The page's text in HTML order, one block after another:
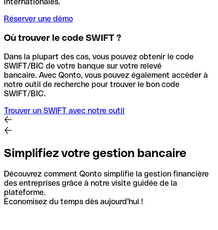
internationales.
Réserver une démo
Où trouver le code SWIFT ?
Dans la plupart des cas, vous pouvez obtenir le code
SWIFT/BIC de votre banque sur votre relevé
bancaire. Avec Qonto, vous pouvez également accéder à
notre outil de recherche pour trouver le bon code
SWIFT/BIC.
Trouver un SWIFT avec notre outil
Simplifiez votre gestion bancaire
Découvrez comment Qonto simplifie la gestion financière
des entreprises grâce à notre visite guidée de la
plateforme.
Économisez du temps dès aujourd'hui !